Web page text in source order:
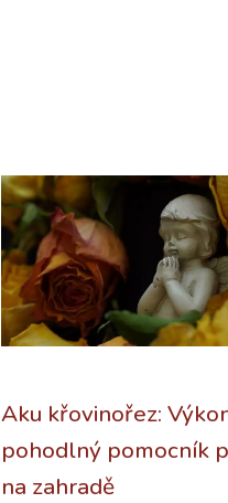
Aku křovinořez:
pohodlný pomocník
na zahradě